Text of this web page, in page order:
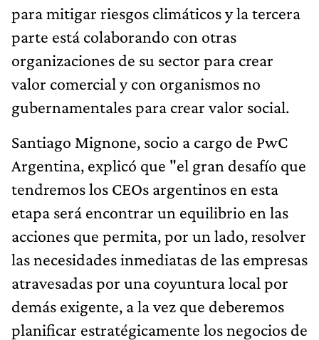
para mitigar riesgos climáticos y la tercera
parte está colaborando con otras
organizaciones de su sector para crear
valor comercial y con organismos no
gubernamentales para crear valor social.
Santiago Mignone, socio a cargo de PwC
Argentina, explicó que "el gran desafío que
tendremos los CEOs argentinos en esta
etapa será encontrar un equilibrio en las
acciones que permita, por un lado, resolver
las necesidades inmediatas de las empresas
atravesadas por una coyuntura local por
demás exigente, a la vez que deberemos
planificar estratégicamente los negocios de